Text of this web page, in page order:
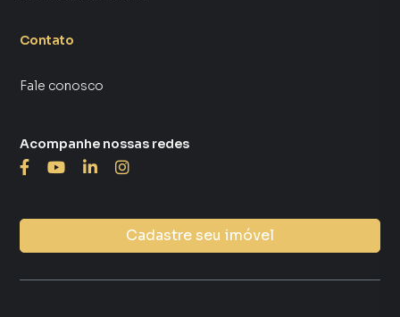
Contato
Fale conosco
Cadastre seu imóvel
Acompanhe nossas redes